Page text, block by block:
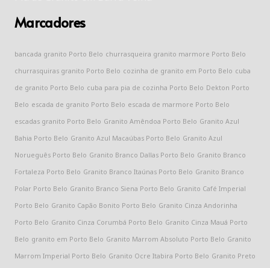
Marcadores
bancada granito Porto Belo churrasqueira granito marmore Porto Belo
churrasquiras granito Porto Belo cozinha de granito em Porto Belo cuba
de granito Porto Belo cuba para pia de cozinha Porto Belo Dekton Porto
Belo escada de granito Porto Belo escada de marmore Porto Belo
escadas granito Porto Belo Granito Amêndoa Porto Belo Granito Azul
Bahia Porto Belo Granito Azul Macaúbas Porto Belo Granito Azul
Norueguês Porto Belo Granito Branco Dallas Porto Belo Granito Branco
Fortaleza Porto Belo Granito Branco Itaúnas Porto Belo Granito Branco
Polar Porto Belo Granito Branco Siena Porto Belo Granito Café Imperial
Porto Belo Granito Capão Bonito Porto Belo Granito Cinza Andorinha
Porto Belo Granito Cinza Corumbá Porto Belo Granito Cinza Mauá Porto
Belo granito em Porto Belo Granito Marrom Absoluto Porto Belo Granito
Marrom Imperial Porto Belo Granito Ocre Itabira Porto Belo Granito Preto